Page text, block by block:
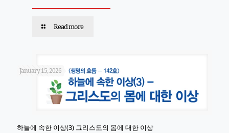
Read more
January 15, 2026
하늘에 속한 이상(3) 그리스도의 몸에 대한 이상